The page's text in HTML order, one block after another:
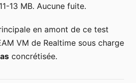
11-13 MB. Aucune fuite.
en amont de ce test
VM de Realtime sous charge
concrétisée.